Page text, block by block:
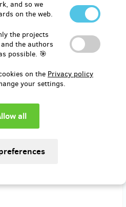
and so we
on the web.
the projects
the authors
possible. 🎯
on the Privacy policy
your settings.
in a quarter after the Hithit project
74.18
1,800 )
remaining 84
naše výtvory položené pěkně do
v roce 2019. Na knihu zastavit čas